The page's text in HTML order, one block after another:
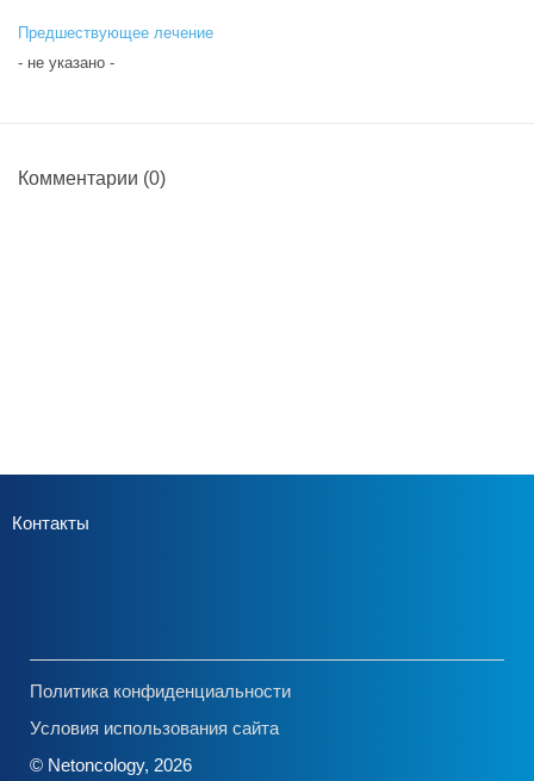
Предшествующее лечение
- не указано -
Комментарии (0)
Контакты
Политика конфиденциальности
Условия использования сайта
© Netoncology, 2026